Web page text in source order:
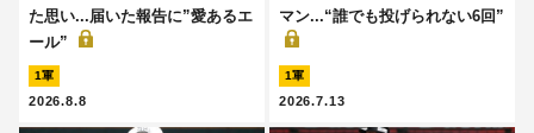
た思い...届いた報告に”愛あるエ
ール”
1軍
2026.8.8
マン...“誰でも投げられない6回”
1軍
2026.7.13